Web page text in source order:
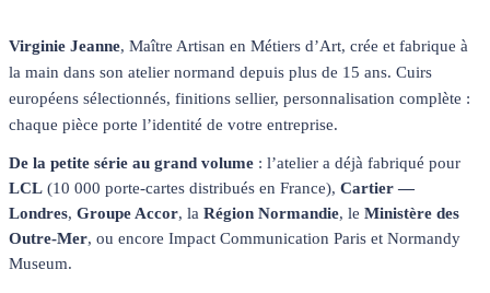
Virginie Jeanne, Maître Artisan en Métiers d’Art, crée et fabrique à
la main dans son atelier normand depuis plus de 15 ans. Cuirs
européens sélectionnés, finitions sellier, personnalisation complète :
chaque pièce porte l’identité de votre entreprise.
De la petite série au grand volume : l’atelier a déjà fabriqué pour
LCL (10 000 porte-cartes distribués en France), Cartier —
Londres, Groupe Accor, la Région Normandie, le Ministère des
Outre-Mer, ou encore Impact Communication Paris et Normandy
Museum.